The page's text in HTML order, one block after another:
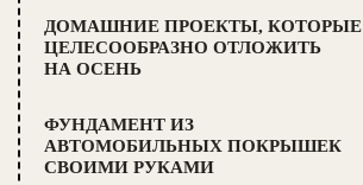
ДОМАШНИЕ ПРОЕКТЫ, КОТОРЫЕ
ЦЕЛЕСООБРАЗНО ОТЛОЖИТЬ
НА ОСЕНЬ
ФУНДАМЕНТ ИЗ
АВТОМОБИЛЬНЫХ ПОКРЫШЕК
СВОИМИ РУКАМИ